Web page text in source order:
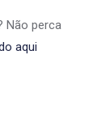
Não perca
aqui